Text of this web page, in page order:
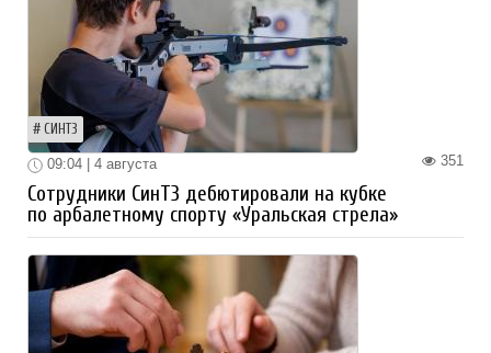
СИНТЗ
351
09:04 | 4 августа
Сотрудники СинТЗ дебютировали на кубке
по арбалетному спорту «Уральская стрела»